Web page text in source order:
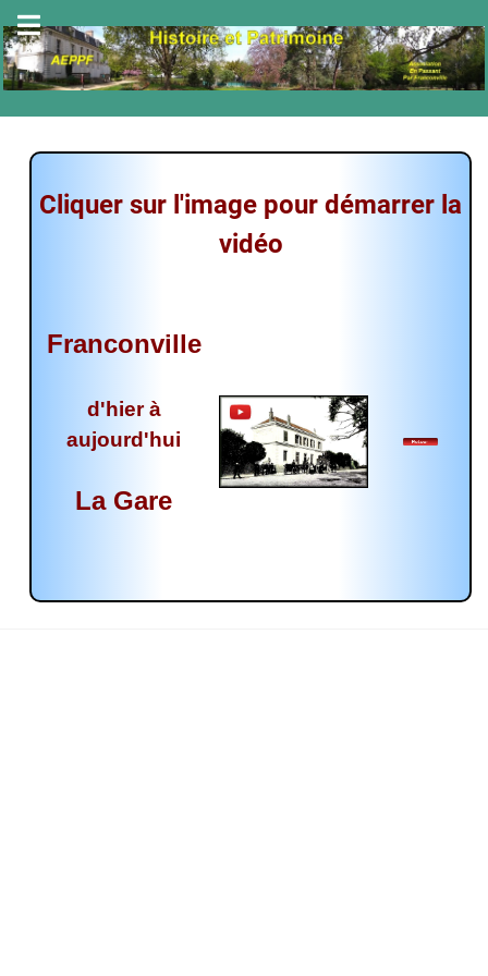
Cliquer sur l'image pour démarrer la
vidéo
Franconville
d'hier à
aujourd'hui
La Gare